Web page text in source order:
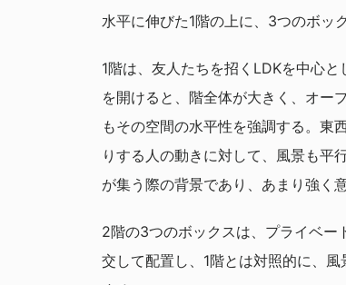
水平に伸びた1階の上に、3つのボッ
1階は、友人たちを招くLDKを中心
を開けると、階全体が大きく、オー
もその空間の水平性を強調する。東
りする人の動きに対して、風景も平
が集う際の背景であり、あまり強く
2階の3つのボックスは、プライベー
交して配置し、1階とは対照的に、